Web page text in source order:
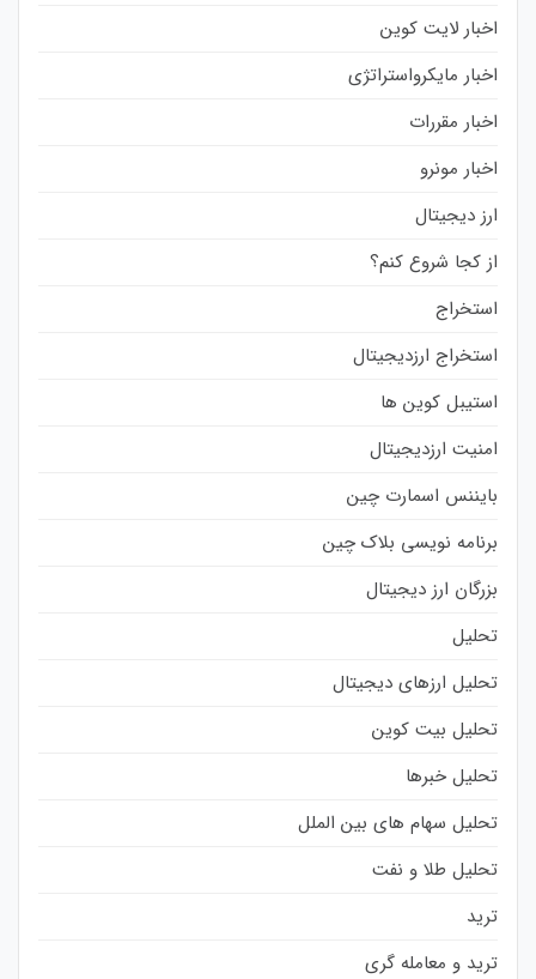
اخبار لایت کوین
اخبار مایکرواستراتژی
اخبار مقررات
اخبار مونرو
ارز دیجیتال
از کجا شروع کنم؟
استخراج
استخراج ارزدیجیتال
استیبل کوین ها
امنیت ارزدیجیتال
بایننس اسمارت چین
برنامه نویسی بلاک چین
بزرگان ارز دیجیتال
تحلیل
تحلیل ارزهای دیجیتال
تحلیل بیت کوین
تحلیل خبرها
تحلیل سهام های بین الملل
تحلیل طلا و نفت
ترید
ترید و معامله گری